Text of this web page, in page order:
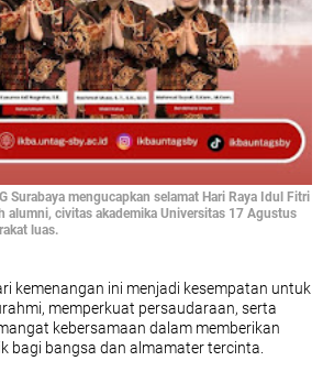
Surabaya mengucapkan selamat Hari Raya Idul Fitri
alumni, civitas akademika Universitas 17 Agustus
luas.
kemenangan ini menjadi kesempatan untuk
memperkuat persaudaraan, serta
kebersamaan dalam memberikan
bagi bangsa dan almamater tercinta.